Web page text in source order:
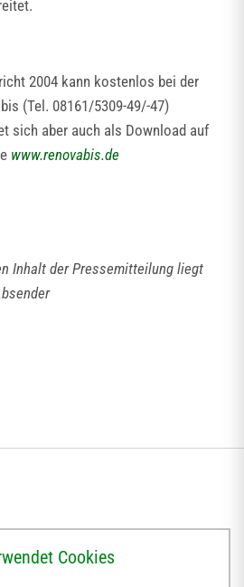
2004 kann kostenlos bei der
(Tel. 08161/5309-49/-47)
sich aber auch als Download auf
www.renovabis.de
Inhalt der Pressemitteilung liegt
Cookies